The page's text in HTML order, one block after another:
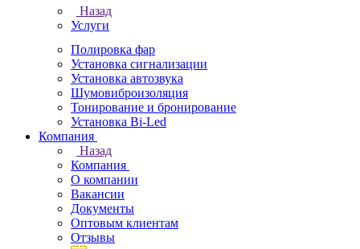
Назад
Услуги
Полировка фар
Установка сигнализации
Установка автозвука
Шумовиброизоляция
Тонирование и бронирование
Установка Bi-Led
Компания
Назад
Компания
О компании
Вакансии
Документы
Оптовым клиентам
Отзывы